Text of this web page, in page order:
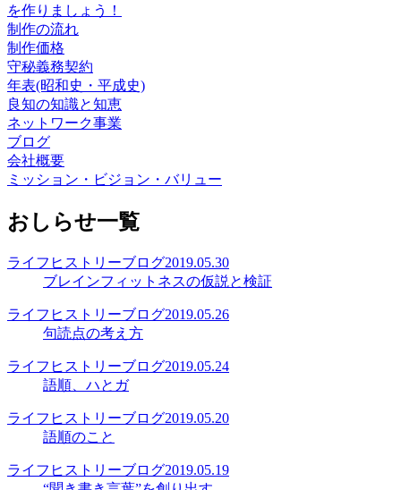
を作りましょう！
制作の流れ
制作価格
守秘義務契約
年表(昭和史・平成史)
良知の知識と知恵
ネットワーク事業
ブログ
会社概要
ミッション・ビジョン・バリュー
おしらせ一覧
ライフヒストリーブログ2019.05.30
ブレインフィットネスの仮説と検証
ライフヒストリーブログ2019.05.26
句読点の考え方
ライフヒストリーブログ2019.05.24
語順、ハとガ
ライフヒストリーブログ2019.05.20
語順のこと
ライフヒストリーブログ2019.05.19